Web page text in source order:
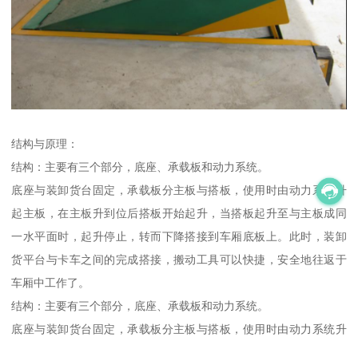
结构与原理：
结构：主要有三个部分，底座、承载板和动力系统。
底座与装卸货台固定，承载板分主板与搭板，使用时由动力系统升
起主板，在主板升到位后搭板开始起升，当搭板起升至与主板成同
一水平面时，起升停止，转而下降搭接到车厢底板上。此时，装卸
货平台与卡车之间的完成搭接，搬动工具可以快捷，安全地往返于
车厢中工作了。
结构：主要有三个部分，底座、承载板和动力系统。
底座与装卸货台固定，承载板分主板与搭板，使用时由动力系统升